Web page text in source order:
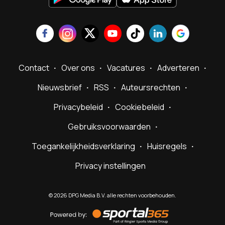
Contact Over ons Vacatures
Adverteren
Nieuwsbrief
RSS
Auteursrechten
Privacybeleid
Cookiebeleid
Gebruiksvoorwaarden
Toegankelijkheidsverklaring
Huisregels
Privacy instellingen
©2026 DPG Media B.V. alle rechten voorbehouden.
by
Sportal365